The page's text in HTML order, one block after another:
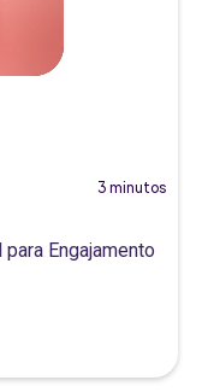
3 minutos
Engajamento